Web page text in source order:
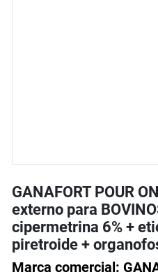
GANAFORT POUR
externo para
cipermetrina 6% +
piretroide +
Marca comercial: